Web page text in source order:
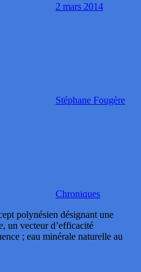
2 mars 2014
Stéphane Fougère
Chroniques
polynésien désignant une
un vecteur d’efficacité
; eau minérale naturelle au